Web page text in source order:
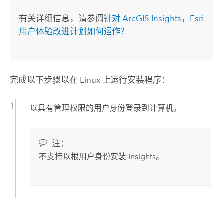
有关详细信息，请参阅针对ArcGIS Insights ， Esri
用户体验改进计划如何运作？
完成以下步骤以在 Linux上运行安装程序：
以具有管理权限的用户身份登录到计算机。
注：
不支持以根用户身份安装 Insights。